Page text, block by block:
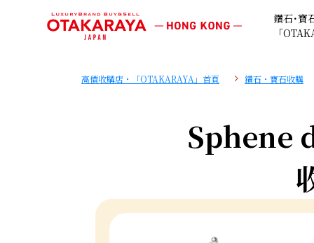
鑽石･寶
「
高價收購店・「OTAKARAYA」首頁 鑽石・寶石收購
Sphene